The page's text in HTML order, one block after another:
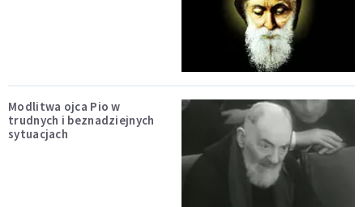
Modlitwa ojca Pio w
trudnych i beznadziejnych
sytuacjach